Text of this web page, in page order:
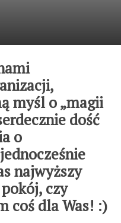
myśl o „magii
dość
o
najwyższy
czy
coś dla Was! :)